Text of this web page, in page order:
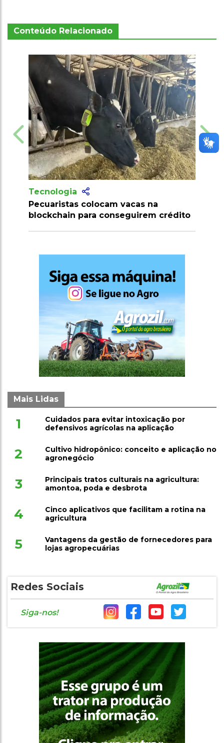
Conteúdo Relacionado
Tecnologia
Pecuaristas colocam vacas na
blockchain para conseguirem crédito milhões
Mais Lidas
1
Cuidados para evitar intoxicação por
defensivos agrícolas na aplicação
2
Cultivo hidropônico: conceito e aplicação no
agronegócio
3
Principais tratos culturais na agricultura:
amontoa, poda e desbrota
4
Cinco aplicativos que facilitam a rotina na
agricultura
5
Vantagens da gestão de fornecedores para
lojas agropecuárias
Redes Sociais
Siga-nos!